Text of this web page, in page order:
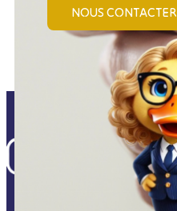
NOUS CONTACTER